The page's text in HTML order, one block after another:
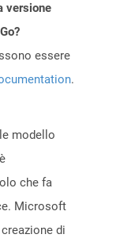
versione
essere
.
modello
che fa
Microsoft
di